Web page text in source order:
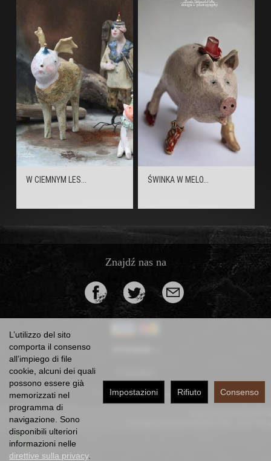
W CIEMNYM LES... ŚWINKA W MELO...
Znajdź nas na
*) lordo +costi di consegna
L’utilizzo del sito
comporta il consenso
all’impiego di file
cookie, alcuni dei quali
possono essere già
memorizzati nel
programma di
navigazione. Sono
disponibili ulteriori
informazioni nelle
direttive sulla privacy.
Impostazioni Rifiuto Consenso